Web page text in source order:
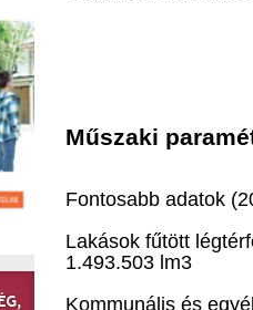
Műszaki
Fontosabb adatok
Lakások
1.493.503 lm3
Kommunális és